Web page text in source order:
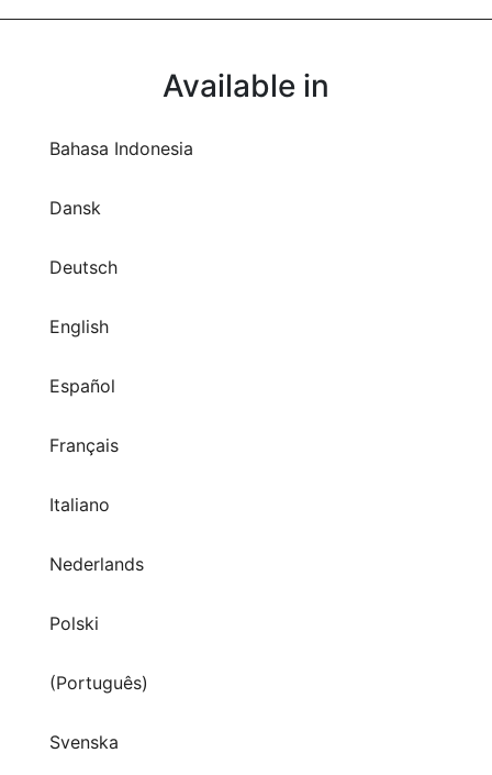
Available in
Bahasa Indonesia
Dansk
Deutsch
English
Español
Français
Italiano
Nederlands
Polski
(Português)
Svenska